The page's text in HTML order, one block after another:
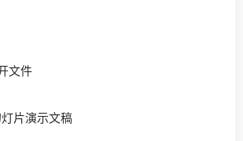
文件
片演示文稿